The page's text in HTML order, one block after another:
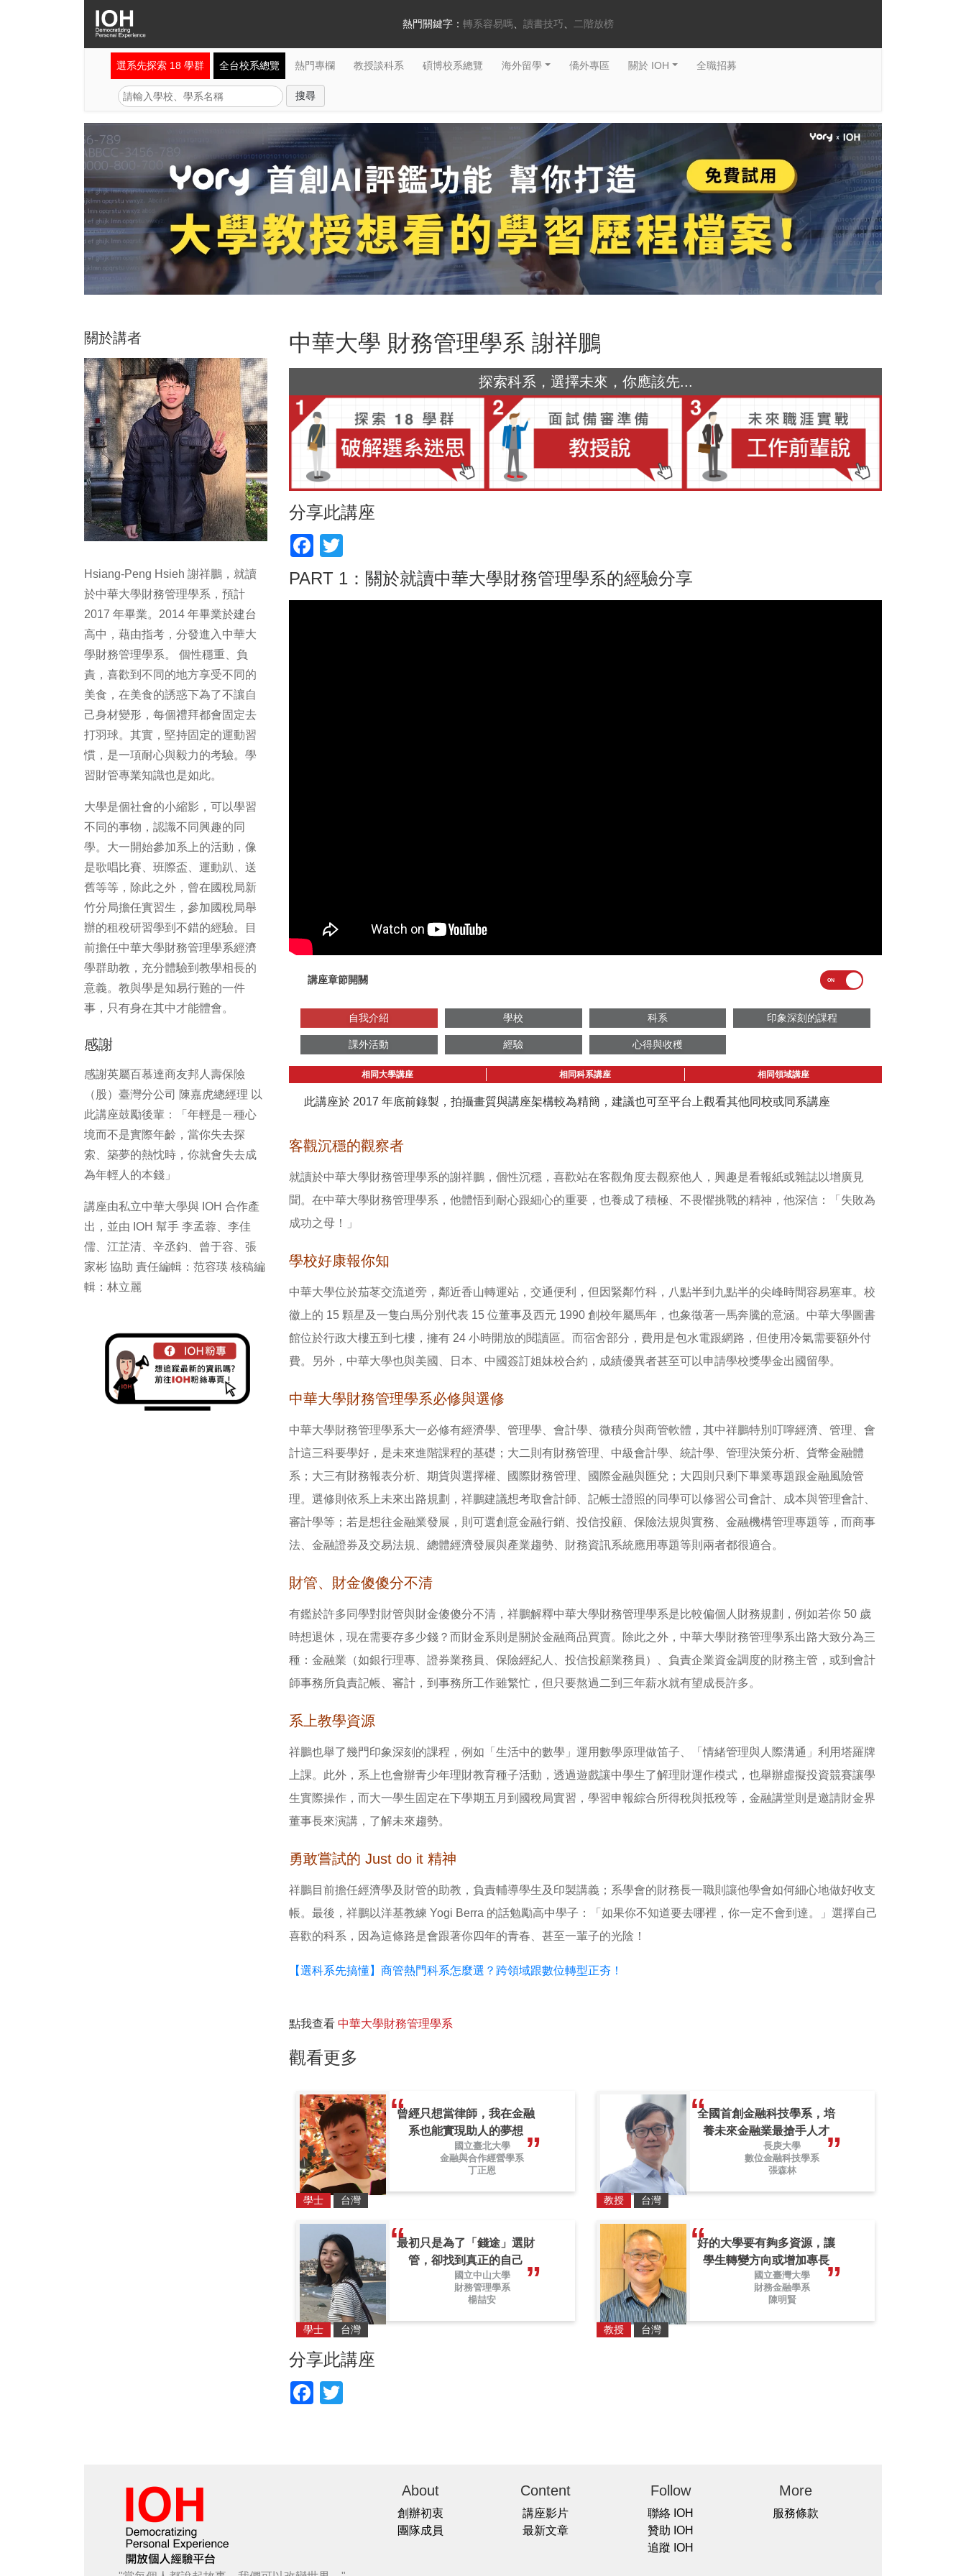
熱門關鍵字： 轉系容易嗎 讀書技巧 二階放榜
選系先探索 18 學群 全台校系總覽 熱門專欄 教授談科系 碩博校系總覽 海外留學 僑外專區 關於 IOH 全職招募
關於講者
Hsiang-Peng Hsieh 謝祥鵬，就讀
於中華大學財務管理學系，預計
2017 年畢業。2014 年畢業於建台
高中，藉由指考，分發進入中華大
學財務管理學系。 個性穩重、負
責，喜歡到不同的地方享受不同的
美食，在美食的誘惑下為了不讓自
己身材變形，每個禮拜都會固定去
打羽球。其實，堅持固定的運動習
慣，是一項耐心與毅力的考驗。學
習財管專業知識也是如此。
大學是個社會的小縮影，可以學習
不同的事物，認識不同興趣的同
學。大一開始參加系上的活動，像
是歌唱比賽、班際盃、運動趴、送
舊等等，除此之外，曾在國稅局新
竹分局擔任實習生，參加國稅局舉
辦的租稅研習學到不錯的經驗。目
前擔任中華大學財務管理學系經濟
學群助教，充分體驗到教學相長的
意義。教與學是知易行難的一件
事，只有身在其中才能體會。
感謝
感謝英屬百慕達商友邦人壽保險
（股）臺灣分公司 陳嘉虎總經理 以
此講座鼓勵後輩：「年輕是ㄧ種心
境而不是實際年齡，當你失去探
索、築夢的熱忱時，你就會失去成
為年輕人的本錢」
講座由私立中華大學與 IOH 合作產
出，並由 IOH 幫手 李孟蓉、李佳
儒、江芷清、辛丞鈞、曾于容、張
家彬 協助 責任編輯：范容瑛 核稿編
輯：林立麗
中華大學 財務管理學系 謝祥鵬
探索科系，選擇未來，你應該先...
分享此講座
Facebook
PART 1：關於就讀中華大學財務管理學系的經驗分享
講座章節開關
自我介紹 學校 科系 印象深刻的課程
課外活動 經驗 心得與收穫
相同大學講座 相同科系講座 相同領域講座
此講座於 2017 年底前錄製，拍攝畫質與講座架構較為精簡，建議也可至平台上觀看其他同校或同系講座
客觀沉穩的觀察者
就讀於中華大學財務管理學系的謝祥鵬，個性沉穩，喜歡站在客觀角度去觀察他人，興趣是看報紙或雜誌以增廣見
聞。在中華大學財務管理學系，他體悟到耐心跟細心的重要，也養成了積極、不畏懼挑戰的精神，他深信：「失敗為
成功之母！」
學校好康報你知
中華大學位於茄苳交流道旁，鄰近香山轉運站，交通便利，但因緊鄰竹科，八點半到九點半的尖峰時間容易塞車。校
徽上的 15 顆星及一隻白馬分別代表 15 位董事及西元 1990 創校年屬馬年，也象徵著一馬奔騰的意涵。中華大學圖書
館位於行政大樓五到七樓，擁有 24 小時開放的閱讀區。而宿舍部分，費用是包水電跟網路，但使用冷氣需要額外付
費。另外，中華大學也與美國、日本、中國簽訂姐妹校合約，成績優異者甚至可以申請學校獎學金出國留學。
中華大學財務管理學系必修與選修
中華大學財務管理學系大一必修有經濟學、管理學、會計學、微積分與商管軟體，其中祥鵬特別叮嚀經濟、管理、會
計這三科要學好，是未來進階課程的基礎；大二則有財務管理、中級會計學、統計學、管理決策分析、貨幣金融體
系；大三有財務報表分析、期貨與選擇權、國際財務管理、國際金融與匯兌；大四則只剩下畢業專題跟金融風險管
理。選修則依系上未來出路規劃，祥鵬建議想考取會計師、記帳士證照的同學可以修習公司會計、成本與管理會計、
審計學等；若是想往金融業發展，則可選創意金融行銷、投信投顧、保險法規與實務、金融機構管理專題等，而商事
法、金融證券及交易法規、總體經濟發展與產業趨勢、財務資訊系統應用專題等則兩者都很適合。
財管、財金傻傻分不清
有鑑於許多同學對財管與財金傻傻分不清，祥鵬解釋中華大學財務管理學系是比較偏個人財務規劃，例如若你 50 歲
時想退休，現在需要存多少錢？而財金系則是關於金融商品買賣。除此之外，中華大學財務管理學系出路大致分為三
種：金融業（如銀行理專、證券業務員、保險經紀人、投信投顧業務員）、負責企業資金調度的財務主管，或到會計
師事務所負責記帳、審計，到事務所工作雖繁忙，但只要熬過二到三年薪水就有望成長許多。
系上教學資源
祥鵬也舉了幾門印象深刻的課程，例如「生活中的數學」運用數學原理做笛子、「情緒管理與人際溝通」利用塔羅牌
上課。此外，系上也會辦青少年理財教育種子活動，透過遊戲讓中學生了解理財運作模式，也舉辦虛擬投資競賽讓學
生實際操作，而大一學生固定在下學期五月到國稅局實習，學習申報綜合所得稅與抵稅等，金融講堂則是邀請財金界
董事長來演講，了解未來趨勢。
勇敢嘗試的 Just do it 精神
祥鵬目前擔任經濟學及財管的助教，負責輔導學生及印製講義；系學會的財務長一職則讓他學會如何細心地做好收支
帳。最後，祥鵬以洋基教練 Yogi Berra 的話勉勵高中學子：「如果你不知道要去哪裡，你一定不會到達。」選擇自己
喜歡的科系，因為這條路是會跟著你四年的青春、甚至一輩子的光陰！
【選科系先搞懂】商管熱門科系怎麼選？跨領域跟數位轉型正夯！
點我查看 中華大學財務管理學系
觀看更多
曾經只想當律師，我在金融
系也能實現助人的夢想
國立臺北大學
金融與合作經營學系
丁正恩
學士 台灣
全國首創金融科技學系，培
養未來金融業最搶手人才
長庚大學
數位金融科技學系
張森林
教授 台灣
最初只是為了「錢途」選財
管，卻找到真正的自己
國立中山大學
財務管理學系
楊喆安
學士 台灣
好的大學要有夠多資源，讓
學生轉變方向或增加專長
國立臺灣大學
財務金融學系
陳明賢
教授 台灣
分享此講座
Facebook
About
創辦初衷
團隊成員
Content
講座影片
最新文章
Follow
聯絡 IOH
贊助 IOH
追蹤 IOH
More
服務條款